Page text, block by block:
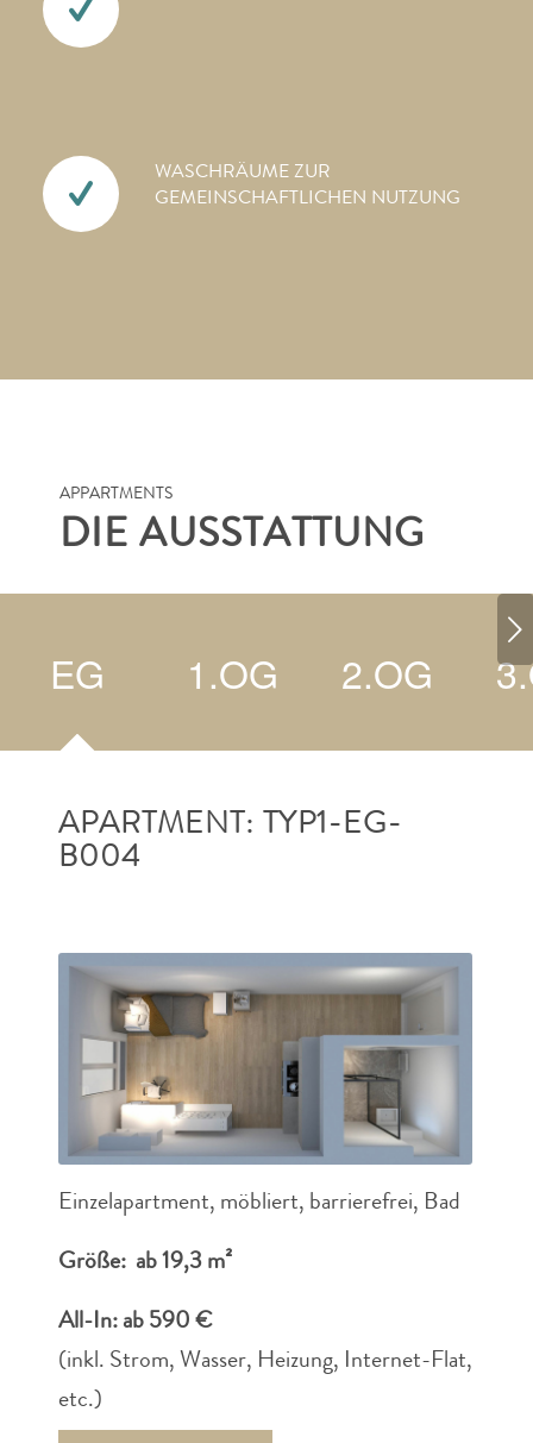
WASCHRÄUME ZUR
GEMEINSCHAFTLICHEN NUTZUNG
APPARTMENTS
DIE AUSSTATTUNG
EG 1.OG 2.OG
APARTMENT: TYP1-EG-
B004
Einzelapartment, möbliert, barrierefrei, Bad
Größe: ab 19,3 m²
All-In: ab 590 €
(inkl. Strom, Wasser, Heizung, Internet-Flat,
etc.)